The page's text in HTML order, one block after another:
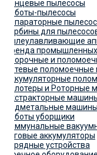
Ранцевые пылесосы
Роботы-пылесосы
Сепараторные
Турбины для
Пылеулавливающие
Аренда
Уборочные и
Сетевые
Аккумуляторные
Полотеры и Роторные
Экстракторные
Подметальные машины
Роботы уборщики
Коммунальные
Тяговые аккумуляторы
Зарядные устройства